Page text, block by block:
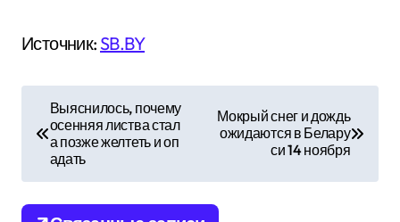
Источник:SB.BY
в
и
Выяснилось, почему
осенняя листва стал
а позже желтеть и оп
адать
Мокрый снег и дождь
ожидаются в Белару
си 14 ноября